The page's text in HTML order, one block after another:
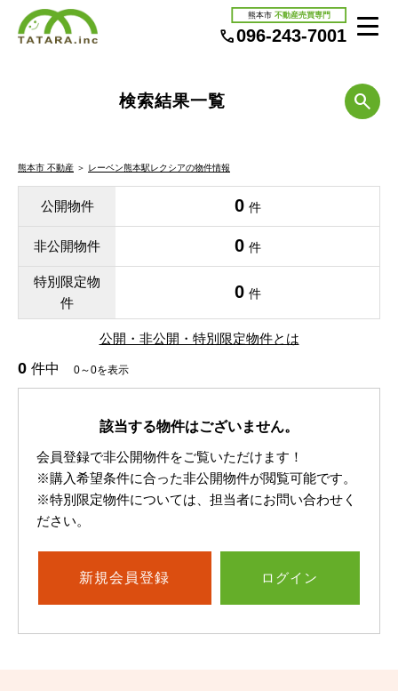
熊本市 不動産売買専門
096-243-7001
検索結果一覧
熊本市 不動産 ＞ レーベン熊本駅レクシアの物件情報
公開物件 0 件
非公開物件 0 件
特別限定物
件
0 件
公開・非公開・特別限定物件とは
0 件中 0～0を表示
該当する物件はございません。
会員登録で非公開物件をご覧いただけます！
※購入希望条件に合った非公開物件が閲覧可能です。
※特別限定物件については、担当者にお問い合わせく
ださい。
新規会員登録 ログイン